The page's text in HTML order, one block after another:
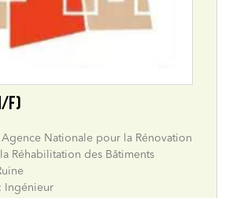
F)
Agence Nationale pour la Rénovation
Réhabilitation des Bâtiments
Ingénieur